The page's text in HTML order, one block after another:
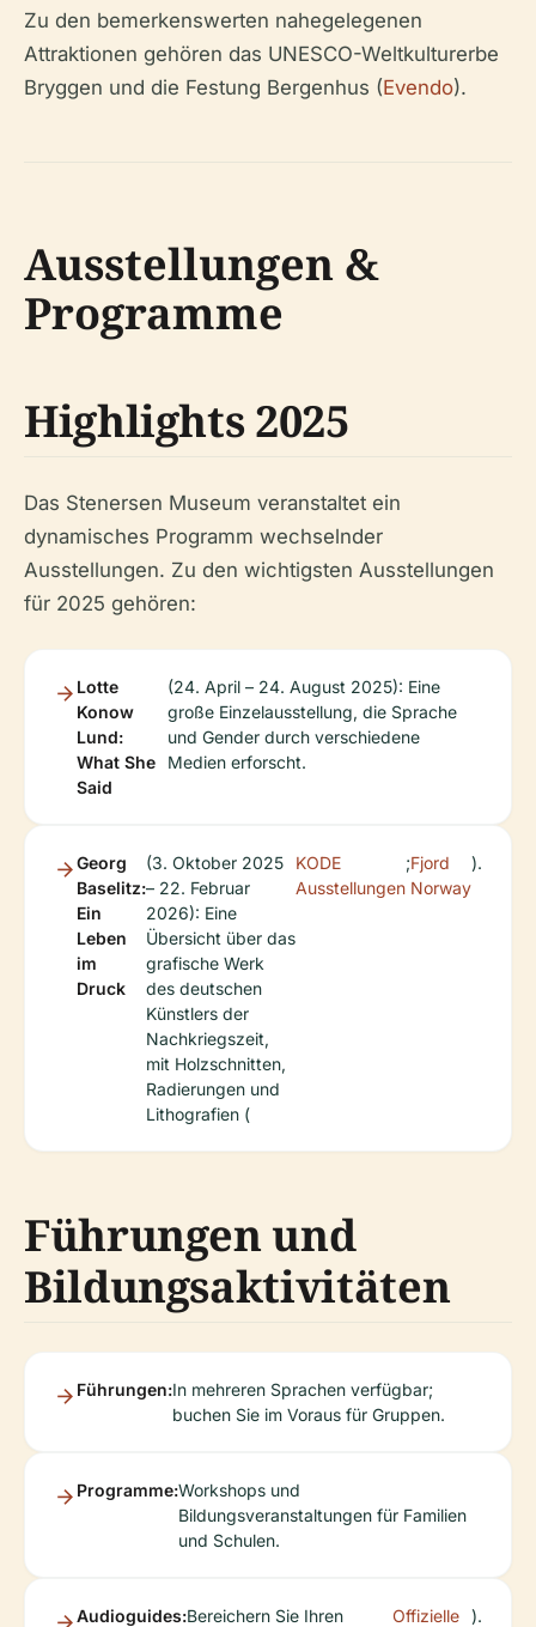
Zu den bemerkenswerten nahegelegenen
Attraktionen gehören das UNESCO-Weltkulturerbe
Bryggen und die Festung Bergenhus (Evendo).
Ausstellungen &
Programme
Highlights 2025
Das Stenersen Museum veranstaltet ein
dynamisches Programm wechselnder
Ausstellungen. Zu den wichtigsten Ausstellungen
für 2025 gehören:
Lotte
Konow
Lund:
What She
Said
(24. April – 24. August 2025): Eine
große Einzelausstellung, die Sprache
und Gender durch verschiedene
Medien erforscht.
Georg
Baselitz:
Ein
Leben
im
Druck
(3. Oktober 2025
– 22. Februar
2026): Eine
Übersicht über das
grafische Werk
des deutschen
Künstlers der
Nachkriegszeit,
mit Holzschnitten,
Radierungen und
Lithografien (
KODE
Ausstellungen
;Fjord
Norway
).
Führungen und
Bildungsaktivitäten
Führungen:In mehreren Sprachen verfügbar;
buchen Sie im Voraus für Gruppen.
Programme:Workshops und
Bildungsveranstaltungen für Familien
und Schulen.
Audioguides:Bereichern Sie Ihren
Offizielle ).